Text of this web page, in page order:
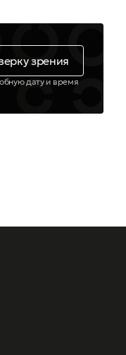
зрения
дату и время